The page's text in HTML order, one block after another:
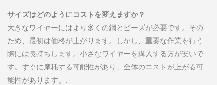
サイズはどのようにコストを変えますか？
大きなワイヤーにはより多くの鋼とビーズが必要です。その
ため、最初は価格が上がります。しかし、重要な作業を行う
際には長持ちします。小さなワイヤーを購入する方が安いで
す。すぐに摩耗する可能性があり、全体のコストが上がる可
能性があります。.